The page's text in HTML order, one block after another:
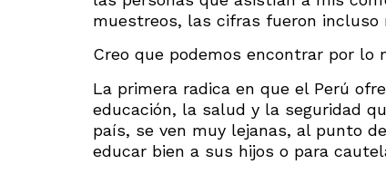
muestreos, las cifras fueron incluso
Creo que podemos encontrar por lo
La primera radica en que el Perú
educación, la salud y la seguridad
país, se ven muy lejanas, al punto
educar bien a sus hijos o para